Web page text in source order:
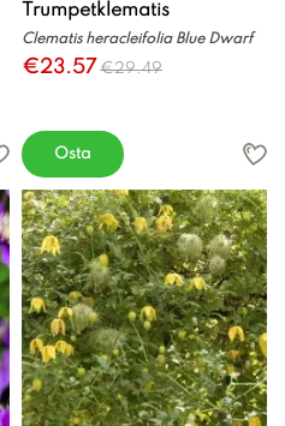
Trumpetklematis
Clematis heracleifolia Blue Dwarf
€23.57 €29.49
Osta